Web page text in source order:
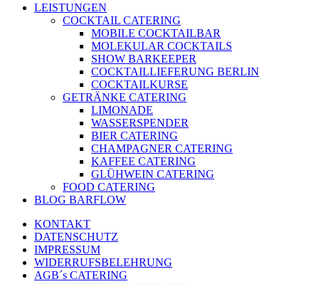
LEISTUNGEN
COCKTAIL CATERING
MOBILE COCKTAILBAR
MOLEKULAR COCKTAILS
SHOW BARKEEPER
COCKTAILLIEFERUNG BERLIN
COCKTAILKURSE
GETRÄNKE CATERING
LIMONADE
WASSERSPENDER
BIER CATERING
CHAMPAGNER CATERING
KAFFEE CATERING
GLÜHWEIN CATERING
FOOD CATERING
BLOG BARFLOW
KONTAKT
DATENSCHUTZ
IMPRESSUM
WIDERRUFSBELEHRUNG
AGB´s CATERING